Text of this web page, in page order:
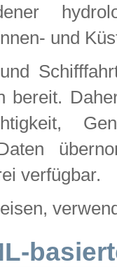
und
bereit.
verfügbar.